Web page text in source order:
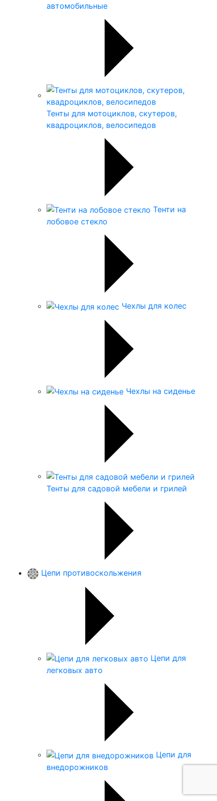
автомобильные
Тенты для мотоциклов, скутеров,
квадроциклов, велосипедов
Тенти на
лобовое стекло
Чехлы для колес
Чехлы на сиденье
Тенты для садовой мебели и грилей
Цепи противоскольжения
Цепи для
легковых авто
Цепи для
внедорожников